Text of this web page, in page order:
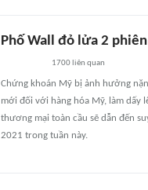
Phố Wall đỏ lửa 2
1700liên quan
Chứng khoán Mỹ bị ảnh hưởng
mới đối với hàng hóa Mỹ, làm dấy
thương mại toàn cầu sẽ dẫn đến
2021 trong tuần này.